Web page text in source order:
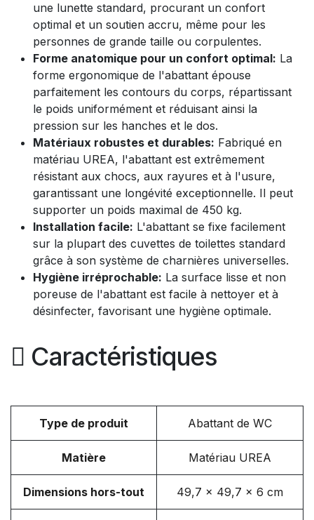
une lunette standard, procurant un confort
optimal et un soutien accru, même pour les
personnes de grande taille ou corpulentes.
Forme anatomique pour un confort optimal: La
forme ergonomique de l'abattant épouse
parfaitement les contours du corps, répartissant
le poids uniformément et réduisant ainsi la
pression sur les hanches et le dos.
Matériaux robustes et durables: Fabriqué en
matériau UREA, l'abattant est extrêmement
résistant aux chocs, aux rayures et à l'usure,
garantissant une longévité exceptionnelle. Il peut
supporter un poids maximal de 450 kg.
Installation facile: L'abattant se fixe facilement
sur la plupart des cuvettes de toilettes standard
grâce à son système de charnières universelles.
Hygiène irréprochable: La surface lisse et non
poreuse de l'abattant est facile à nettoyer et à
désinfecter, favorisant une hygiène optimale.
Caractéristiques
Type de produit Abattant de WC
Matière Matériau UREA
Dimensions hors-tout 49,7 x 49,7 x 6 cm